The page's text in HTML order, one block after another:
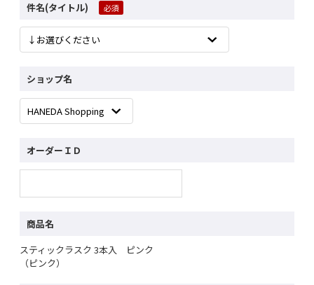
件名(タイトル)
ショップ名
オーダーＩＤ
商品名
スティックラスク 3本入 ピンク
（ピンク）